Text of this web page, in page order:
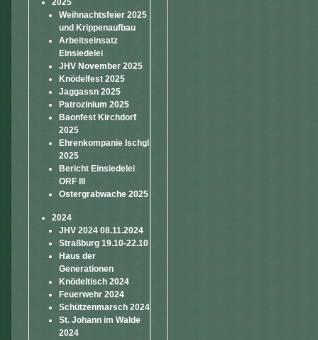
2025
Weihnachtsfeier 2025
und Krippenaufbau
Arbeitseinsatz
Einsiedelei
JHV November 2025
Knödelfest 2025
Jaggassn 2025
Patrozinium 2025
Baonfest Kirchdorf
2025
Ehrenkompanie Ischgl
2025
Bericht Einsiedelei
ORF III
Ostergrabwache 2025
2024
JHV 2024 08.11.2024
Straßburg 19.10-22.10
Haus der
Generationen
Knödeltisch 2024
Feuerwehr 2024
Schützenmarsch 2024
St. Johann im Walde
2024